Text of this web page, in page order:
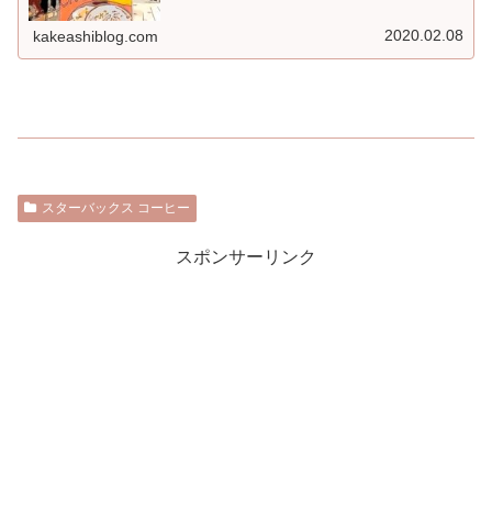
kakeashiblog.com 2020.02.08
スターバックス コーヒー
スポンサーリンク